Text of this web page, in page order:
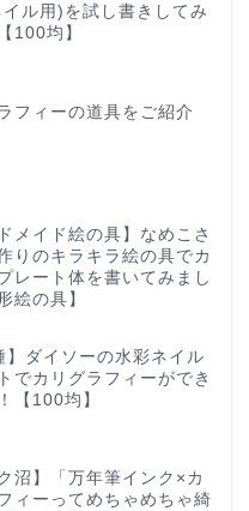
イル用)を試し書きしてみ
100均】
フィーの道具をご紹介
メイド絵の具】なめこさ
りのキラキラ絵の具でカ
レート体を書いてみまし
絵の具】
】ダイソーの水彩ネイル
でカリグラフィーができ
【100均】
沼】「万年筆インク×カ
ィーってめちゃめちゃ綺